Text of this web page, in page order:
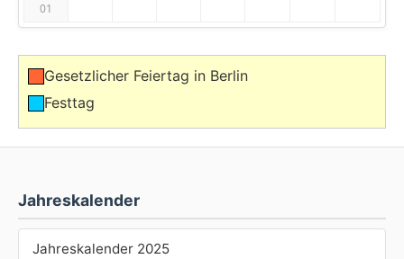
Jahreskalender
Jahreskalender 2025
01
Gesetzlicher Feiertag in Berlin
Festtag